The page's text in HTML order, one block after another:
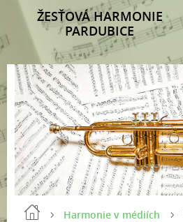
ŽESŤOVÁ HARMONIE
PARDUBICE
Harmonie v médiích